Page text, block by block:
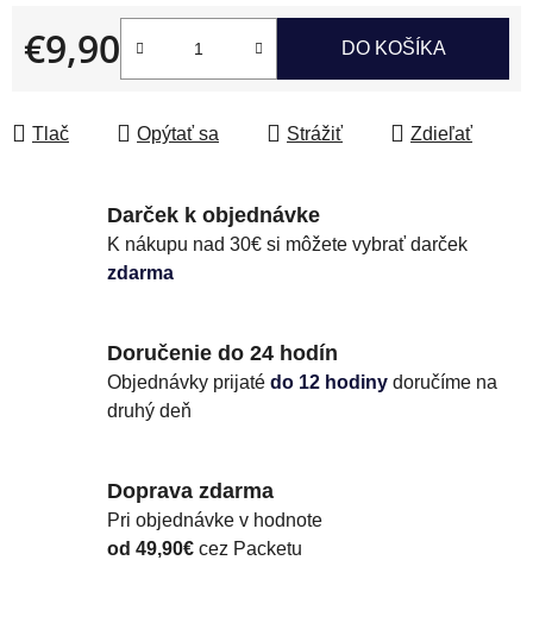
€9,90
Jednotková cena:
DO KOŠÍKA
Tlač Opýtať sa Strážiť Zdieľať
Darček k objednávke
K nákupu nad 30€ si môžete vybrať darček
zdarma
Doručenie do 24 hodín
Objednávky prijaté do 12 hodiny doručíme na
druhý deň
Doprava zdarma
Pri objednávke v hodnote
od 49,90€ cez Packetu